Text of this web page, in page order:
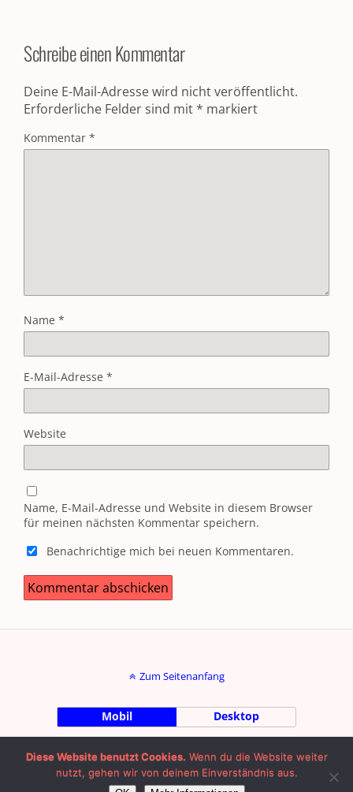
Schreibe einen Kommentar
Deine E-Mail-Adresse wird nicht veröffentlicht.
Erforderliche Felder sind mit* markiert
Kommentar *
Name *
E-Mail-Adresse *
Website
Name, E-Mail-Adresse und Website in diesem Browser
für meinen nächsten Kommentar speichern.
Benachrichtige mich bei neuen Kommentaren.
Zum Seitenanfang
Mobil Desktop
by Julian Machalett |Impressum|
Diese Website benutzt Cookies. Wenn du die Website weiter
nutzt, gehen wir von deinem Einverständnis aus.